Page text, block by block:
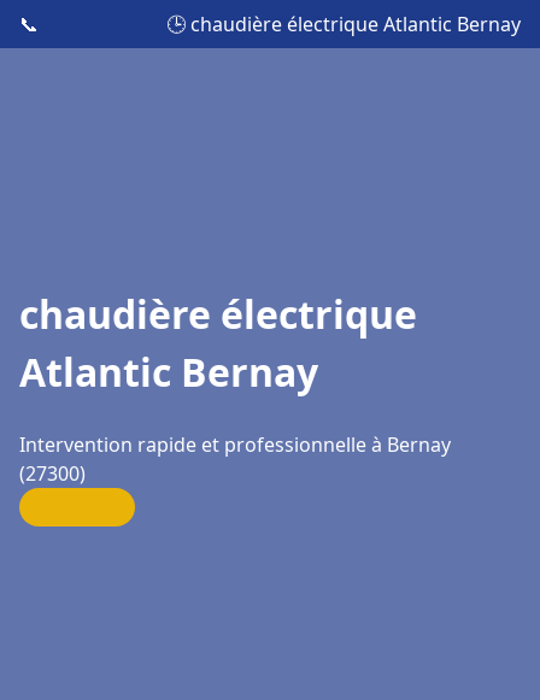
📞 🕒 chaudière électrique Atlantic Bernay
chaudière électrique
Atlantic Bernay
Intervention rapide et professionnelle à Bernay
(27300)